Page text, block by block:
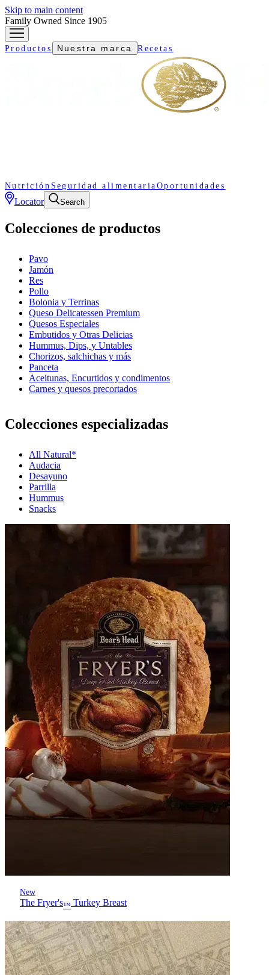
Skip to main content
Family Owned Since 1905
Productos Nuestra marca Recetas
Nutrición Seguridad alimentaria Oportunidades
Locator Search
Colecciones de productos
Pavo
Jamón
Res
Pollo
Bolonia y Terrinas
Queso Delicatessen Premium
Quesos Especiales
Embutidos y Otras Delicias
Hummus, Dips, y Untables
Chorizos, salchichas y más
Panceta
Aceitunas, Encurtidos y condimentos
Carnes y quesos precortados
Colecciones especializadas
All Natural*
Audacia
Desayuno
Parrilla
Hummus
Snacks
New
The Fryer's™ Turkey Breast